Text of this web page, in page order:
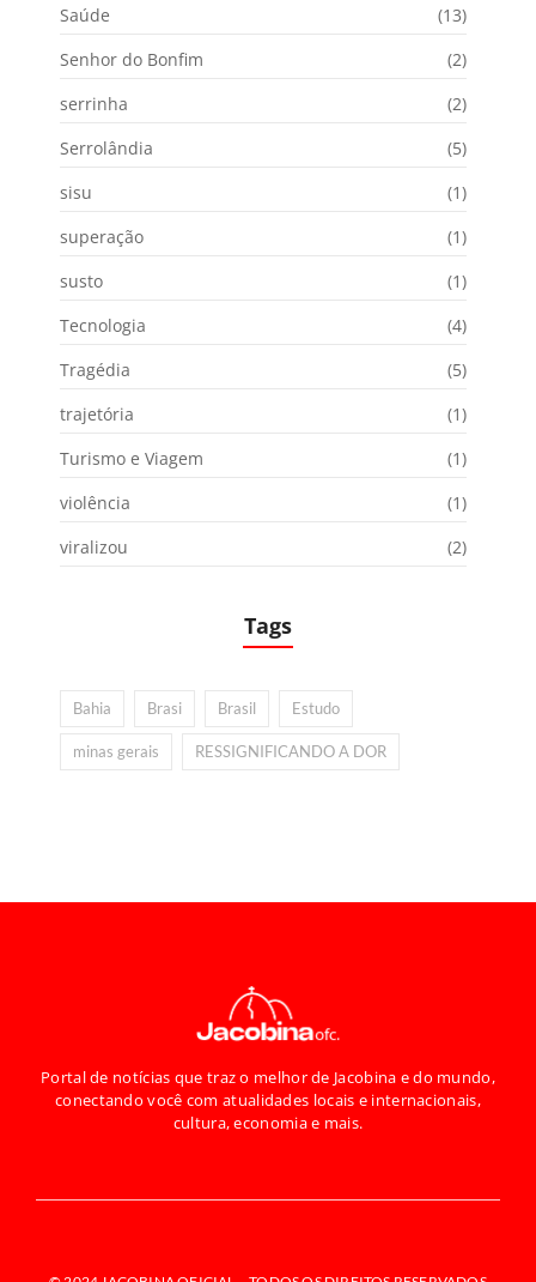
Saúde
(13)
Senhor do Bonfim
(2)
serrinha
(2)
Serrolândia
(5)
sisu
(1)
superação
(1)
susto
(1)
Tecnologia
(4)
Tragédia
(5)
trajetória
(1)
Turismo e Viagem
(1)
violência
(1)
viralizou
(2)
Tags
Bahia Brasi Brasil Estudo
minas gerais RESSIGNIFICANDO A DOR
Portal de notícias que traz o melhor de Jacobina e do mundo,
conectando você com atualidades locais e internacionais,
cultura, economia e mais.